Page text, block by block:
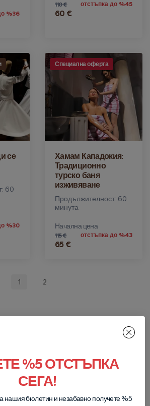
%36
110 €
60 €
отстъпка до %45
се
60
%30
Специална оферта
Хамам Кападокия:
Традиционно
турско баня
изживяване
Продължителност: 60
минута
Начална цена
115 €
65 €
отстъпка до %43
1 2
%5 ОТСТЪПКА
СЕГА!
нашия бюлетин и незабавно получете %5